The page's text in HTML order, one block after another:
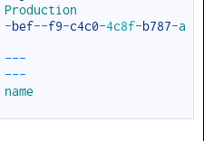
Production
-bef--f9-c4c0-4c8f-b787-a
---
---
name